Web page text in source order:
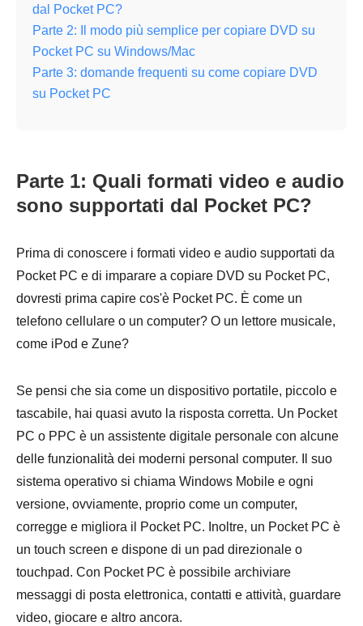
dal Pocket PC?
Parte 2: Il modo più semplice per copiare DVD su
Pocket PC su Windows/Mac
Parte 3: domande frequenti su come copiare DVD
su Pocket PC
Parte 1: Quali formati video e audio
sono supportati dal Pocket PC?
Prima di conoscere i formati video e audio supportati da
Pocket PC e di imparare a copiare DVD su Pocket PC,
dovresti prima capire cos'è Pocket PC. È come un
telefono cellulare o un computer? O un lettore musicale,
come iPod e Zune?
Se pensi che sia come un dispositivo portatile, piccolo e
tascabile, hai quasi avuto la risposta corretta. Un Pocket
PC o PPC è un assistente digitale personale con alcune
delle funzionalità dei moderni personal computer. Il suo
sistema operativo si chiama Windows Mobile e ogni
versione, ovviamente, proprio come un computer,
corregge e migliora il Pocket PC. Inoltre, un Pocket PC è
un touch screen e dispone di un pad direzionale o
touchpad. Con Pocket PC è possibile archiviare
messaggi di posta elettronica, contatti e attività, guardare
video, giocare e altro ancora.